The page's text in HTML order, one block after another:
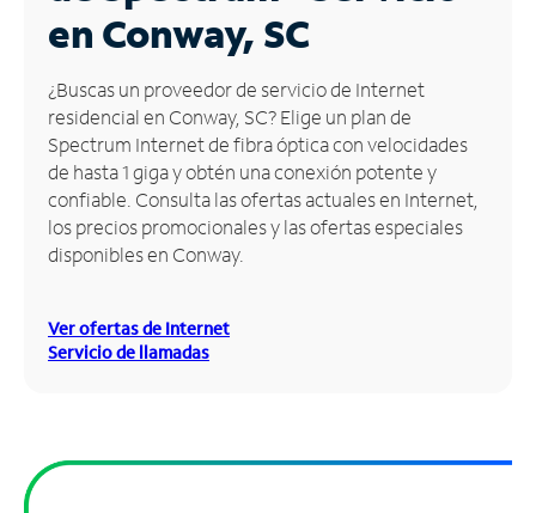
Contáctanos
Inglés
Administrar
cuenta
Encuentra
una
tienda
en Conway, SC
¿Buscas un proveedor de servicio de Internet
residencial en Conway, SC? Elige un plan de
Spectrum Internet de fibra óptica con velocidades
de hasta 1 giga y obtén una conexión potente y
confiable. Consulta las ofertas actuales en Internet,
los precios promocionales y las ofertas especiales
disponibles en Conway.
Ver ofertas de Internet
Servicio de llamadas